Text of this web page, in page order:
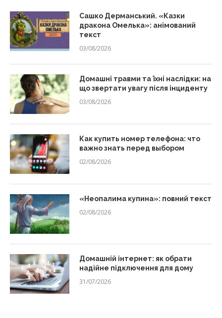
Сашко Дерманський. «Казки
дракона Омелька»: анімований
текст
03/08/2026
Домашні травми та їхні наслідки: на
що звертати увагу після інциденту
03/08/2026
Как купить номер телефона: что
важно знать перед выбором
02/08/2026
«Неопалима купина»: повний текст
02/08/2026
Домашній інтернет: як обрати
надійне підключення для дому
31/07/2026